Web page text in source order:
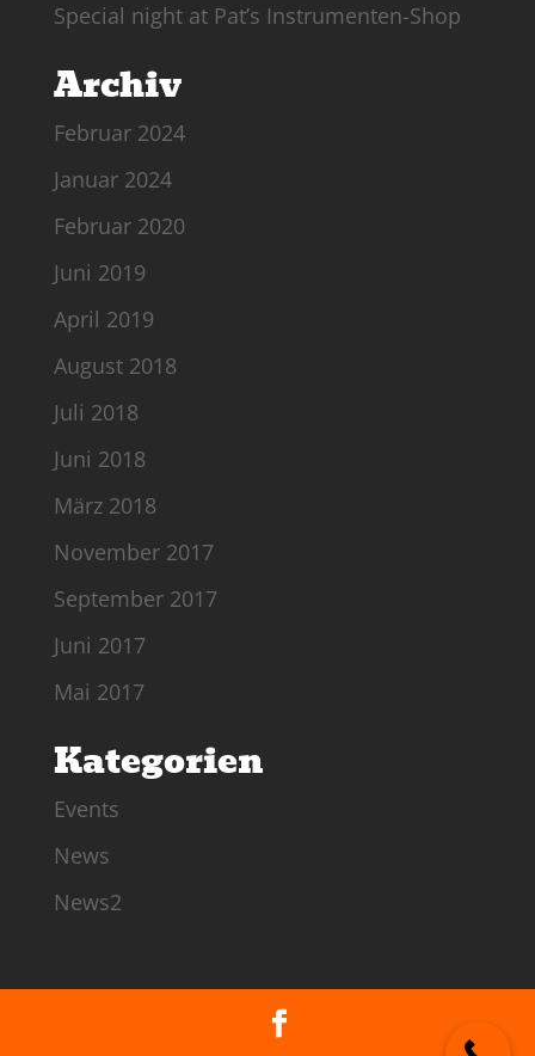
Special night at Pat’s Instrumenten-Shop
Archiv
Februar 2024
Januar 2024
Februar 2020
Juni 2019
April 2019
August 2018
Juli 2018
Juni 2018
März 2018
November 2017
September 2017
Juni 2017
Mai 2017
Kategorien
Events
News
News2